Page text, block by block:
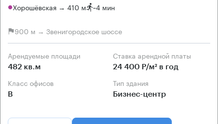
Хорошёвская → 410 м ~4 мин
900 м → Звенигородское шоссе
Арендуемые площади
482 кв.м
Ставка арендной платы
24 400 Р/м² в год
Класс офисов
B
Тип здания
Бизнес-центр